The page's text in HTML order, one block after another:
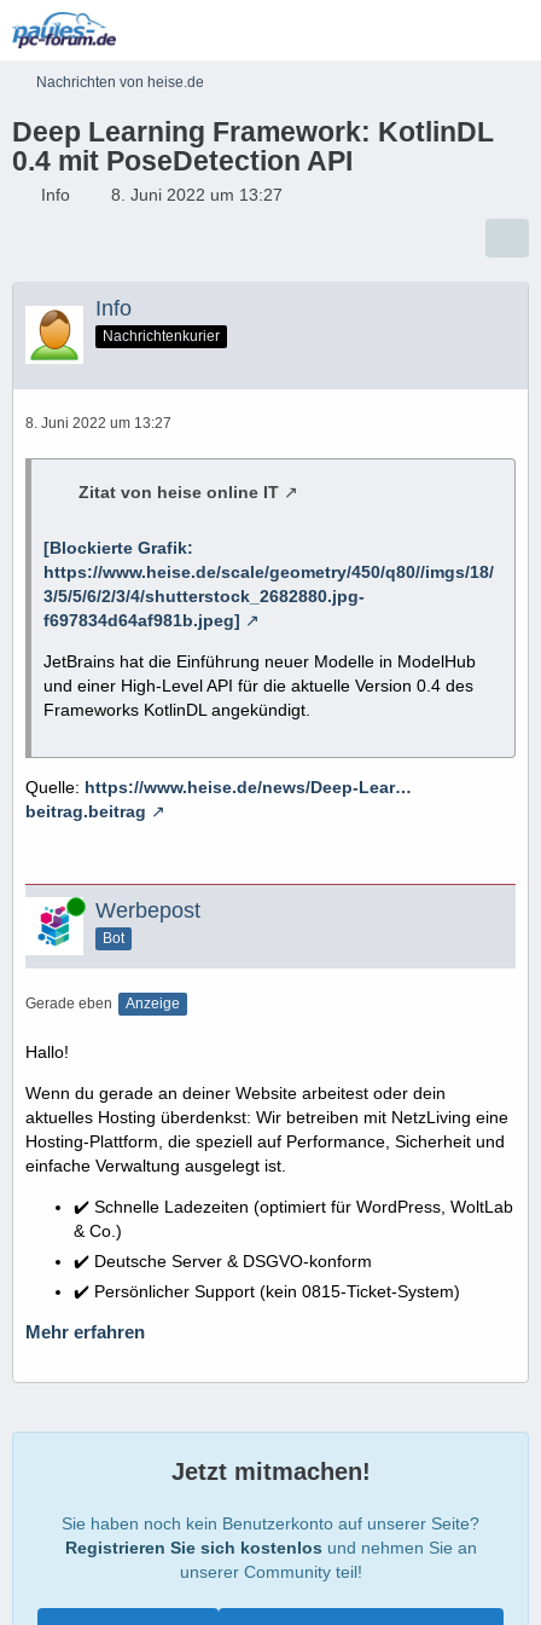
Nachrichten von heise.de
Deep Learning Framework: KotlinDL
0.4 mit PoseDetection API
Info 8. Juni 2022 um 13:27
Info
Nachrichtenkurier
8. Juni 2022 um 13:27
Zitat von heise online IT
[Blockierte Grafik:
https://www.heise.de/scale/geometry/450/q80//imgs/18/
3/5/5/6/2/3/4/shutterstock_2682880.jpg-
f697834d64af981b.jpeg]
JetBrains hat die Einführung neuer Modelle in ModelHub
und einer High-Level API für die aktuelle Version 0.4 des
Frameworks KotlinDL angekündigt.
Quelle: https://www.heise.de/news/Deep-Lear…
beitrag.beitrag
Online Werbepost
Bot
Gerade eben Anzeige
Hallo!
Wenn du gerade an deiner Website arbeitest oder dein
aktuelles Hosting überdenkst: Wir betreiben mit NetzLiving eine
Hosting-Plattform, die speziell auf Performance, Sicherheit und
einfache Verwaltung ausgelegt ist.
✔️ Schnelle Ladezeiten (optimiert für WordPress, WoltLab
& Co.)
✔️ Deutsche Server & DSGVO-konform
✔️ Persönlicher Support (kein 0815-Ticket-System)
Mehr erfahren
Jetzt mitmachen!
Sie haben noch kein Benutzerkonto auf unserer Seite?
Registrieren Sie sich kostenlos und nehmen Sie an
unserer Community teil!